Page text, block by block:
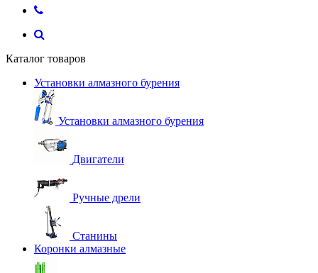
Каталог товаров
Установки алмазного бурения
Установки алмазного бурения
Двигатели
Ручные дрели
Станины
Коронки алмазные